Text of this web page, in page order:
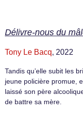
Délivre-nous du
Tony Le Bacq, 2022
Tandis qu’elle subit les
jeune policière promue,
laissé son père
de battre sa mère.